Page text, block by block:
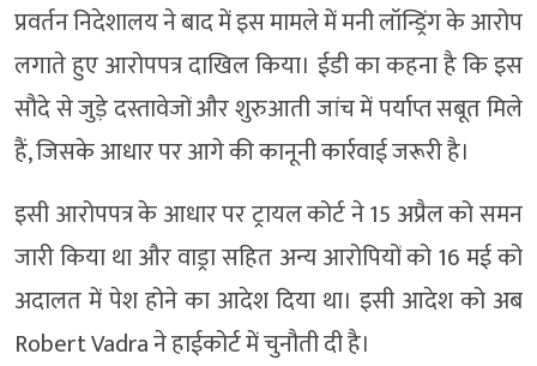
प्रवर्तन निदेशालय ने बाद में इस मामले में मनी लॉन्ड्रिंग के आरोप
लगाते हुए आरोपपत्र दाखिल किया। ईडी का कहना है कि इस
सौदे से जुड़े दस्तावेजों और शुरुआती जांच में पर्याप्त सबूत मिले
हैं, जिसके आधार पर आगे की कानूनी कार्रवाई जरूरी है।
इसी आरोपपत्र के आधार पर ट्रायल कोर्ट ने 15 अप्रैल को समन
जारी किया था और वाड्रा सहित अन्य आरोपियों को 16 मई को
अदालत में पेश होने का आदेश दिया था। इसी आदेश को अब
Robert Vadra ने हाईकोर्ट में चुनौती दी है।